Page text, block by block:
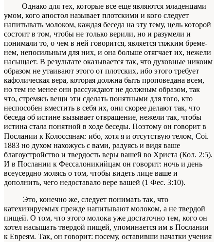
Однако для тех, которые все еще являют­ся младенцами
умом, кого апостол называет плот­скими и кого следует
напитывать молоком, каж­дая беседа на эту тему, цель которой
состоит в том, чтобы не только верили, но и разумели и
понимали то, о чем в ней говорится, является тяжким бреме­
нем, непосильным для них, и она больше отягча­ет их, нежели
насыщает. В результате оказывает­ся так, что духовные никоим
образом не утаивают этого от плотских, ибо этого требует
кафоличе­ская вера, которая должна быть проповедана всем,
но тем не менее они рассуждают не должным об­разом, так
что, стремясь вещи эти сделать понят­ными для того, кто
неспособен вместить в себя их, они скорее делают так, что
беседа об истине вызы­вает отвращение, нежели так, чтобы
истина стала понятной в ходе беседы. Поэтому он говорит в
По­слании к Колоссянам: ибо, хотя я и отсутствую телом, Coi.
1883 но духом нахожусь с вами, раду­ясь и видя ваше
благоустройство и твердость веры вашей во Христа (Кол. 2:5).
И в Послании к Фессалоникийцам он говорит: ночь и день
всеусердно молясь о том, чтобы видеть лице ваше и
дополнить, чего недоставало вере вашей (1 Фес. 3:10).
Это, конечно же, следует понимать так, что
катехизируемых прежде напитывают молоком, а не твердой
пищей. О том, что этого молока уже до­статочно тем, кого он
хотел насыщать твердой пи­щей, упоминается им в Послании
к Евреям. Так, он говорит: посему, оставивши начатки учения